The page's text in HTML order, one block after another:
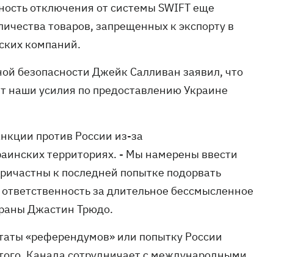
отключения от системы SWIFT еще
товаров, запрещенных к экспорту в
компаний.
безопасности Джейк Салливан заявил, что
наши усилия по предоставлению Украине
против России из-за
территориях. - Мы намерены ввести
к последней попытке подорвать
за длительное бессмысленное
Джастин Трюдо.
«референдумов» или попытку России